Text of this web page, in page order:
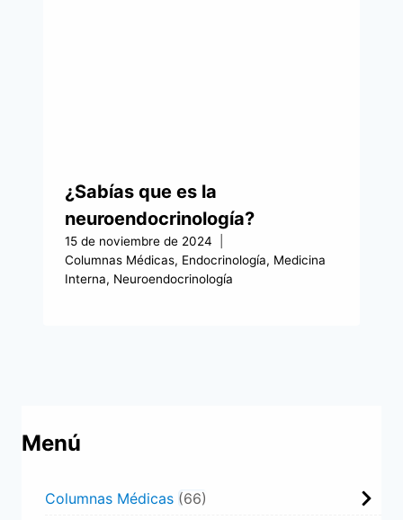
¿Sabías que es la
neuroendocrinología?
15 de noviembre de 2024
Columnas Médicas, Endocrinología, Medicina
Interna, Neuroendocrinología
Menú
Columnas Médicas
66